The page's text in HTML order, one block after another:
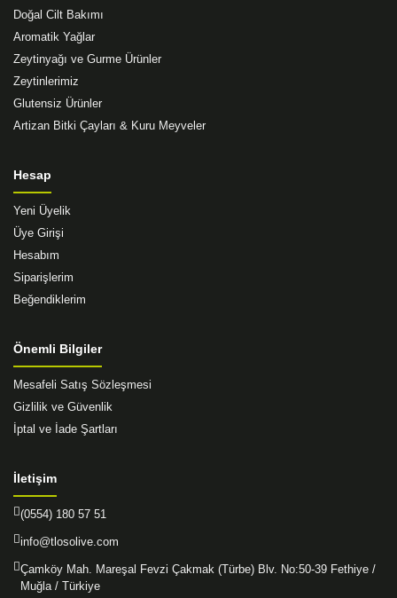
Doğal Cilt Bakımı
Aromatik Yağlar
Zeytinyağı ve Gurme Ürünler
Zeytinlerimiz
Glutensiz Ürünler
Artizan Bitki Çayları & Kuru Meyveler
Hesap
Yeni Üyelik
Üye Girişi
Hesabım
Siparişlerim
Beğendiklerim
Önemli Bilgiler
Mesafeli Satış Sözleşmesi
Gizlilik ve Güvenlik
İptal ve İade Şartları
İletişim
(0554) 180 57 51
info@tlosolive.com
Çamköy Mah. Mareşal Fevzi Çakmak (Türbe) Blv. No:50-39 Fethiye /
Muğla / Türkiye